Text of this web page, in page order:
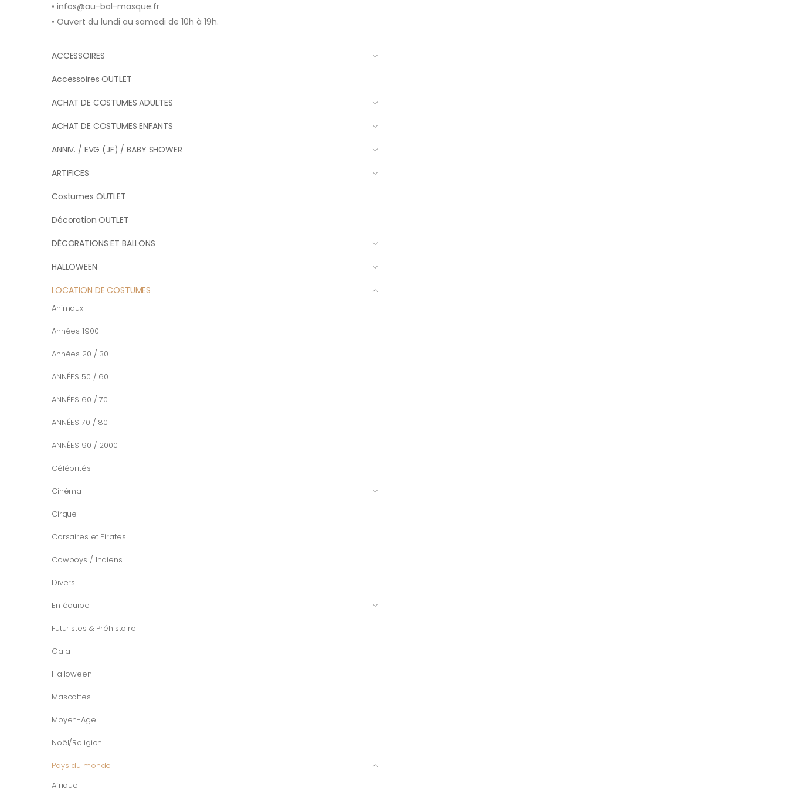
• infos@au-bal-masque.fr
• Ouvert du lundi au samedi de 10h à 19h.
ACCESSOIRES
Accessoires OUTLET
ACHAT DE COSTUMES ADULTES
ACHAT DE COSTUMES ENFANTS
ANNIV. / EVG (JF) / BABY SHOWER
ARTIFICES
Costumes OUTLET
Décoration OUTLET
DÉCORATIONS ET BALLONS
HALLOWEEN
LOCATION DE COSTUMES
Animaux
Années 1900
Années 20 / 30
ANNÉES 50 / 60
ANNÉES 60 / 70
ANNÉES 70 / 80
ANNÉES 90 / 2000
Célébrités
Cinéma
Cirque
Corsaires et Pirates
Cowboys / Indiens
Divers
En équipe
Futuristes & Préhistoire
Gala
Halloween
Mascottes
Moyen-Age
Noël/Religion
Pays du monde
Afrique